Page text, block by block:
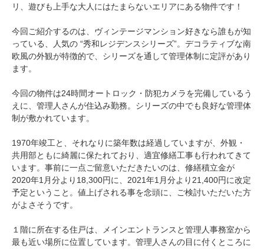
リ、遊びも上手な大人にはたまらないエリアにある物件です！
今回ご紹介するのは、ヴィンテージマンション好きなら誰もが知
っている、人気の “秀和レジデンスシリーズ”。デコラティブな南
欧風の外観が特徴的で、シリーズを通して管理体制に定評があり
ます。
今回の物件は24時間オートロック・防犯カメラを完備しているう
えに、管理人さんが住込み勤務。シリーズの中でも良好な管理体
制が敷かれています。
1970年竣工と、それなりに築年数は経過していますが、外観・
共用部ともに綺麗に保たれており、適宜修繕工事も行われてきて
います。事前に一点ご留意いただきたいのは、修繕積立金が
2020年1月分より18,300円に、2021年1月分より21,400円に改定
予定ということ。値上げされる事を念頭に、ご検討いただいた方
がよさそうです。
１階に所在する住戸は、メインエントランスと管理人事務室から
最も近い場所に位置しています。管理人さんの目に付くところに